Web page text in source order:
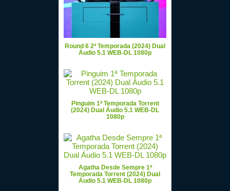
Round 6 2ª Temporada (2024) Dual
Áudio 5.1 WEB-DL 1080p
Pinguim 1ª Temporada Torrent
(2024) Dual Áudio 5.1 WEB-DL
1080p
Agatha Desde Sempre 1ª
Temporada Torrent (2024) Dual
Áudio 5.1 WEB-DL 1080p